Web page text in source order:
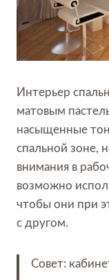
Интерьер
матовым
насыщенные
спальной зоне,
внимания в
возможно
чтобы они при
с другом.
Совет: